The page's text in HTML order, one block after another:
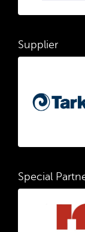
Supplier
Special